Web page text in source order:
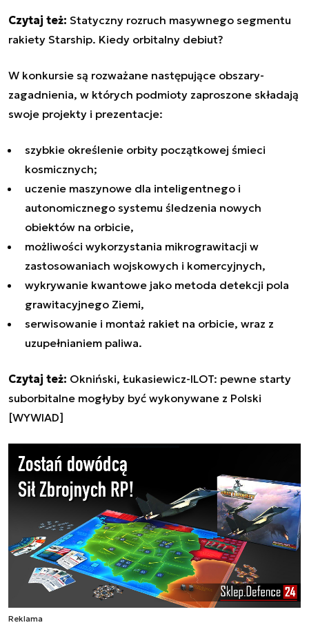
Czytaj też: Statyczny rozruch masywnego segmentu
rakiety Starship. Kiedy orbitalny debiut?
W konkursie są rozważane następujące obszary-
zagadnienia, w których podmioty zaproszone składają
swoje projekty i prezentacje:
szybkie określenie orbity początkowej śmieci
kosmicznych;
uczenie maszynowe dla inteligentnego i
autonomicznego systemu śledzenia nowych
obiektów na orbicie,
możliwości wykorzystania mikrograwitacji w
zastosowaniach wojskowych i komercyjnych,
wykrywanie kwantowe jako metoda detekcji pola
grawitacyjnego Ziemi,
serwisowanie i montaż rakiet na orbicie, wraz z
uzupełnianiem paliwa.
Czytaj też: Okniński, Łukasiewicz-ILOT: pewne starty
suborbitalne mogłyby być wykonywane z Polski
[WYWIAD]
Reklama